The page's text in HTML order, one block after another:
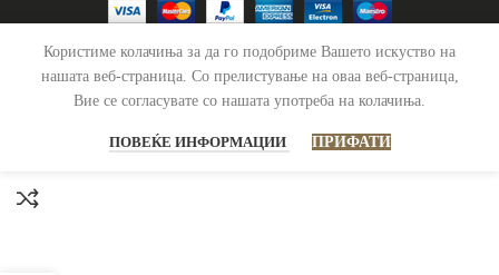
Користиме колачиња за да го подобриме Вашето искуство на
нашата веб-страница. Со прелистување на оваа веб-страница,
Вие се согласувате со нашата употреба на колачиња.
ПОВЕЌЕ ИНФОРМАЦИИ ПРИФАТИ
Ранец Кожен Jamaica – Кафен